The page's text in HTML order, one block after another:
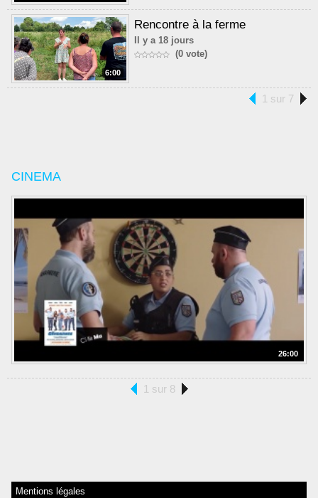
6:00
Rencontre à la ferme
Il y a 18 jours
(0 vote)
1 sur 7
CINEMA
26:00
1 sur 8
Mentions légales